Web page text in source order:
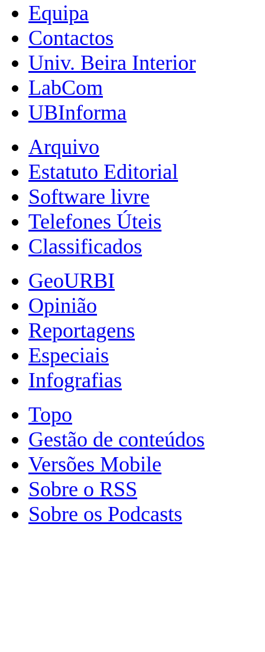
Equipa
Contactos
Univ. Beira Interior
LabCom
UBInforma
Arquivo
Estatuto Editorial
Software livre
Telefones Úteis
Classificados
GeoURBI
Opinião
Reportagens
Especiais
Infografias
Topo
Gestão de conteúdos
Versões Mobile
Sobre o RSS
Sobre os Podcasts